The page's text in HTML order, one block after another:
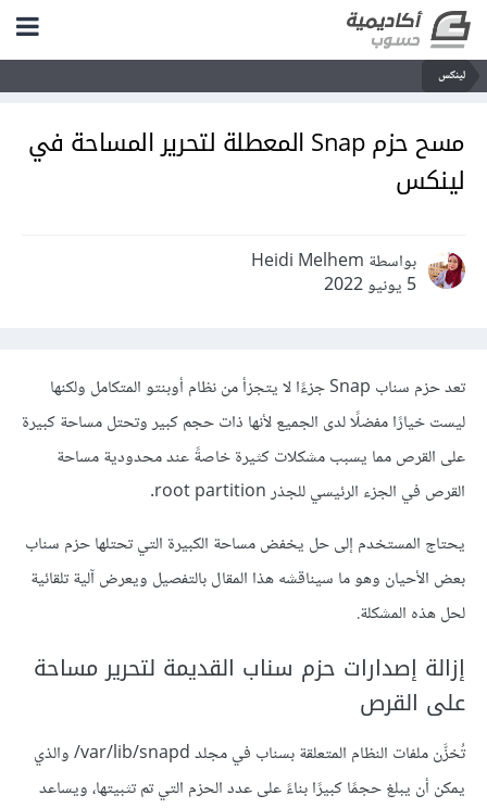
لينكس
مسح حزم Snap المعطلة لتحرير المساحة في
لينكس
بواسطة Heidi Melhem
5 يونيو 2022
تعد حزم سناب Snap جزءًا لا يتجزأ من نظام أوبنتو المتكامل ولكنها
ليست خيارًا مفضلًا لدى الجميع لأنها ذات حجم كبير وتحتل مساحة كبيرة
على القرص مما يسبب مشكلات كثيرة خاصةً عند محدودية مساحة
القرص في الجزء الرئيسي للجذر root partition.
يحتاج المستخدم إلى حل يخفض مساحة الكبيرة التي تحتلها حزم سناب
بعض الأحيان وهو ما سيناقشه هذا المقال بالتفصيل ويعرض آلية تلقائية
لحل هذه المشكلة.
إزالة إصدارات حزم سناب القديمة لتحرير مساحة
على القرص
تُخزَّن ملفات النظام المتعلقة بسناب في مجلد var/lib/snapd/ والذي
يمكن أن يبلغ حجمًا كبيرًا بناءً على عدد الحزم التي تم تثبيتها، ويساعد